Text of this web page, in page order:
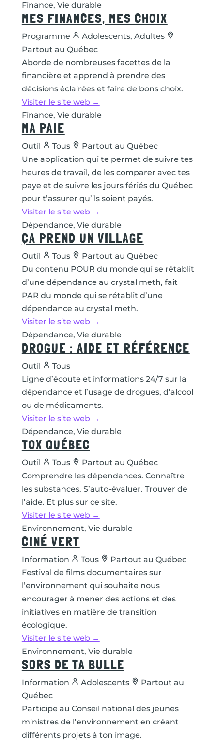
Finance, Vie durable
MES FINANCES, MES CHOIX
Programme
Adolescents, Adultes
Partout au Québec
Aborde de nombreuses facettes de la
financière et apprend à prendre des
décisions éclairées et faire de bons choix.
Visiter le site web →
Finance, Vie durable
MA PAIE
Outil Tous
Partout au Québec
Une application qui te permet de suivre tes
heures de travail, de les comparer avec tes
paye et de suivre les jours fériés du Québec
pour t’assurer qu’ils soient payés.
Visiter le site web →
Dépendance, Vie durable
ÇA PREND UN VILLAGE
Outil Tous
Partout au Québec
Du contenu POUR du monde qui se rétablit
d’une dépendance au crystal meth, fait
PAR du monde qui se rétablit d’une
dépendance au crystal meth.
Visiter le site web →
Dépendance, Vie durable
DROGUE : AIDE ET RÉFÉRENCE
Outil
Tous
Ligne d’écoute et informations 24/7 sur la
dépendance et l’usage de drogues, d’alcool
ou de médicaments.
Visiter le site web →
Dépendance, Vie durable
TOX QUÉBEC
Outil Tous
Partout au Québec
Comprendre les dépendances. Connaître
les substances. S’auto-évaluer. Trouver de
l’aide. Et plus sur ce site.
Visiter le site web →
Environnement, Vie durable
CINÉ VERT
Information Tous
Partout au Québec
Festival de films documentaires sur
l’environnement qui souhaite nous
encourager à mener des actions et des
initiatives en matière de transition
écologique.
Visiter le site web →
Environnement, Vie durable
SORS DE TA BULLE
Information Adolescents
Partout au
Québec
Participe au Conseil national des jeunes
ministres de l’environnement en créant
différents projets à ton image.